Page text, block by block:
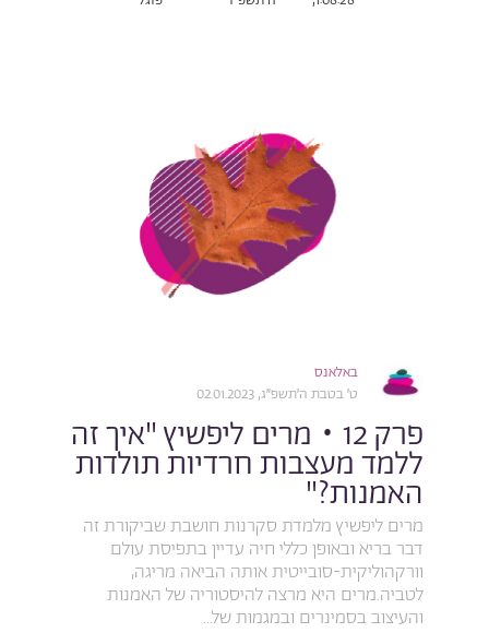
באלאנס
ט׳ בטבת ה׳תשפ״ג, 02.01.2023
פרק 12 • מרים ליפשיץ "איך זה
ללמד מעצבות חרדיות תולדות
האמנות?"
מרים ליפשיץ מלמדת סקרנות חושבת שביקורת זה
דבר בריא ובאופן כללי חיה עדיין בתפיסת עולם
וורקהוליקית-סובייטית אותה הביאה מריגה,
לטביה.מרים היא מרצה להיסטוריה של האמנות
והעיצוב בסמינרים ובמגמות של...